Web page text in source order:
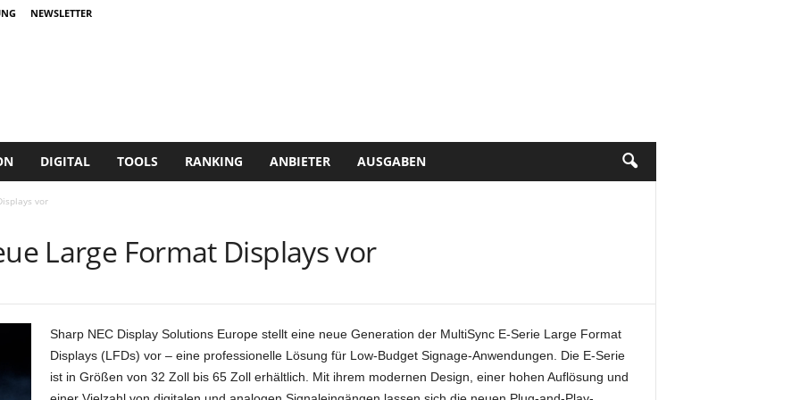
NEWSLETTER
DIGITAL TOOLS RANKING ANBIETER AUSGABEN
vor
Large Format Displays vor
Sharp NEC Display Solutions Europe stellt eine neue Generation der MultiSync E-Serie Large Format
Displays (LFDs) vor – eine professionelle Lösung für Low-Budget Signage-Anwendungen. Die E-Serie
ist in Größen von 32 Zoll bis 65 Zoll erhältlich. Mit ihrem modernen Design, einer hohen Auflösung und